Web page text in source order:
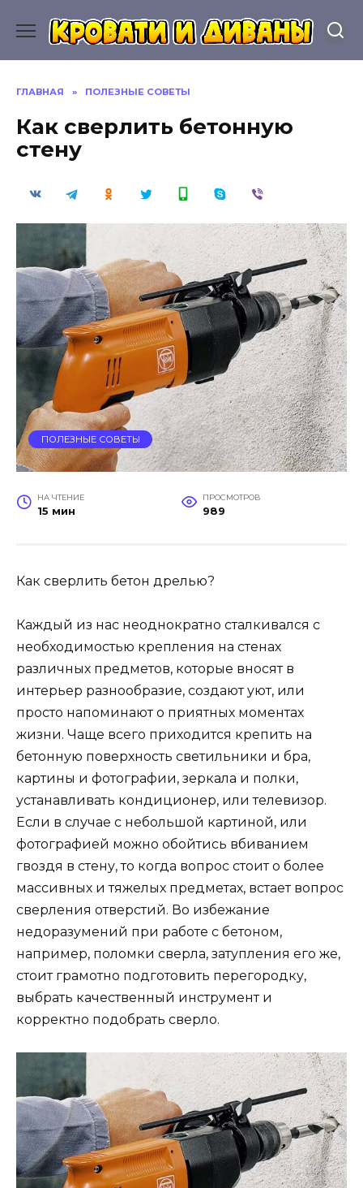
содержанию
ГЛАВНАЯ » ПОЛЕЗНЫЕ СОВЕТЫ
Как сверлить бетонную
стену
ПОЛЕЗНЫЕ СОВЕТЫ
НА ЧТЕНИЕ
15 мин
ПРОСМОТРОВ
989
Как сверлить бетон дрелью?
Каждый из нас неоднократно сталкивался с
необходимостью крепления на стенах
различных предметов, которые вносят в
интерьер разнообразие, создают уют, или
просто напоминают о приятных моментах
жизни. Чаще всего приходится крепить на
бетонную поверхность светильники и бра,
картины и фотографии, зеркала и полки,
устанавливать кондиционер, или телевизор.
Если в случае с небольшой картиной, или
фотографией можно обойтись вбиванием
гвоздя в стену, то когда вопрос стоит о более
массивных и тяжелых предметах, встает вопрос
сверления отверстий. Во избежание
недоразумений при работе с бетоном,
например, поломки сверла, затупления его же,
стоит грамотно подготовить перегородку,
выбрать качественный инструмент и
корректно подобрать сверло.